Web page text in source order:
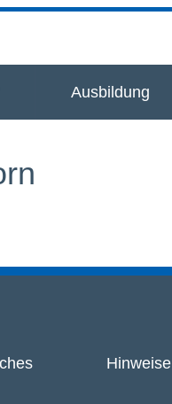
Ausbildung
Hinweise